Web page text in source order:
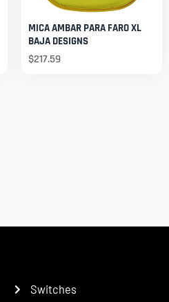
MICA AMBAR PARA FARO XL
BAJA DESIGNS
$217.59
Switches